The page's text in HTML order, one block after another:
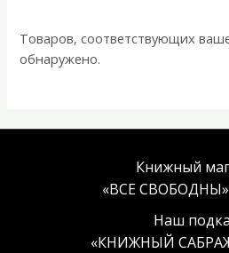
Товаров, соответствующих
обнаружено.
Книжный
«ВСЕ
Наш
«КНИЖНЫЙ